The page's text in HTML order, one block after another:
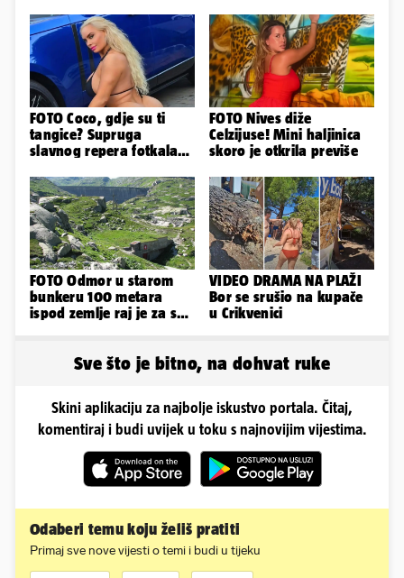
FOTO Coco, gdje su ti
tangice? Supruga
slavnog repera fotkala
sve
FOTO Nives diže
Celzijuse! Mini haljinica
skoro je otkrila previše
FOTO Odmor u starom
bunkeru 100 metara
ispod zemlje raj je za sva
VIDEO DRAMA NA PLAŽI
Bor se srušio na kupače
u Crikvenici
Sve što je bitno, na dohvat ruke
Skini aplikaciju za najbolje iskustvo portala. Čitaj,
komentiraj i budi uvijek u toku s najnovijim vijestima.
Odaberi temu koju želiš pratiti
Primaj sve nove vijesti o temi i budi u tijeku